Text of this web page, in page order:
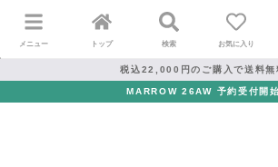
メニュー トップ 検索 お気に入り
税込22,000円のご購入で送料無
MARROW 26AW 予約受付開始